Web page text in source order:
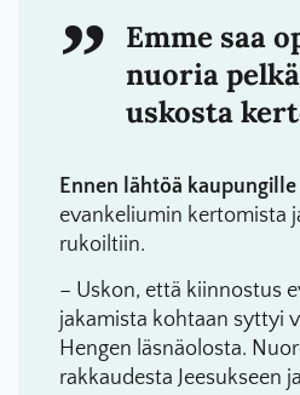
Emme saa
nuoria
uskosta
Ennen lähtöä kaupungille
evankeliumin kertomista
rukoiltiin.
– Uskon, että kiinnostus
jakamista kohtaan syttyi
Hengen läsnäolosta.
rakkaudesta Jeesukseen